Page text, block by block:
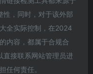
性，同时，对于该外部
全实际控制，在2024
内容，都属于合规合
直接联系网站管理员进
任何责任。